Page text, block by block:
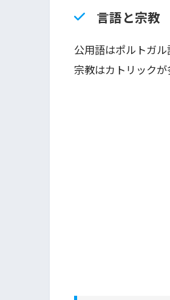
言語と宗教
公用語はポルトガル
宗教はカトリックが